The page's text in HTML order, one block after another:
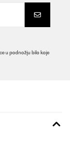
u podnožju bilo koje